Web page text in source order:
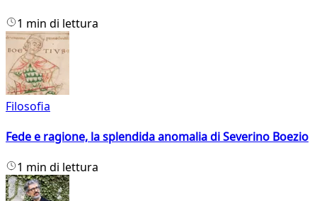
1 min di lettura
Filosofia
Fede e ragione, la splendida anomalia di Severino Boezio
1 min di lettura